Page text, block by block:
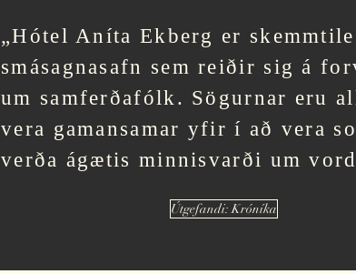
„Hótel Aníta Ekberg er
smásagnasafn sem reiðir sig á
um samferðafólk. Sögurnar eru
vera gamansamar yfir í að vera
verða ágætis minnisvarði um
Útgefandi: Króníka